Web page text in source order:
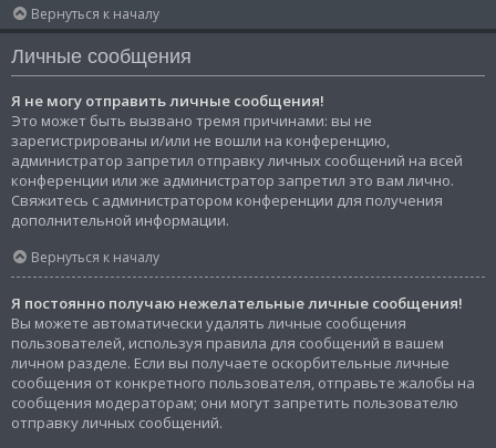
Вернуться к началу
Личные сообщения
Я не могу отправить личные сообщения!
Это может быть вызвано тремя причинами: вы не
зарегистрированы и/или не вошли на конференцию,
администратор запретил отправку личных сообщений на всей
конференции или же администратор запретил это вам лично.
Свяжитесь с администратором конференции для получения
дополнительной информации.
Вернуться к началу
Я постоянно получаю нежелательные личные сообщения!
Вы можете автоматически удалять личные сообщения
пользователей, используя правила для сообщений в вашем
личном разделе. Если вы получаете оскорбительные личные
сообщения от конкретного пользователя, отправьте жалобы на
сообщения модераторам; они могут запретить пользователю
отправку личных сообщений.